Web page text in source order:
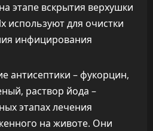
этапе вскрытия верхушки
используют для очистки
инфицирования
антисептики – фукорцин,
раствор йода –
этапах лечения
на животе. Они